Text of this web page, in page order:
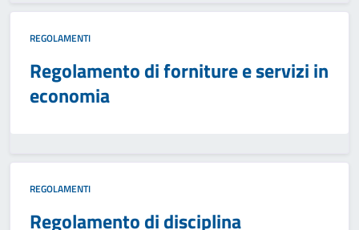
REGOLAMENTI
Regolamento di forniture e servizi in
economia
REGOLAMENTI
Regolamento di disciplina